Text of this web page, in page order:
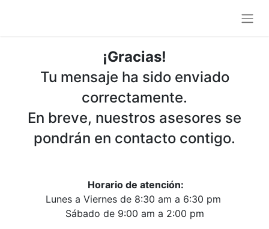
¡Gracias!
Tu mensaje ha sido enviado
correctamente.
En breve, nuestros asesores se
pondrán en contacto contigo.
Horario de atención:
Lunes a Viernes de 8:30 am a 6:30 pm
Sábado de 9:00 am a 2:00 pm